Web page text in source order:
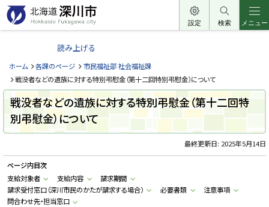
本
文
へ
ー
北
道
深
川
市
H
k
i
d
o
F
u
k
設定 検索 メニュー
読み上げる
ホーム 各課のページ
市民福祉部 社会福祉課
戦没者などの遺族に対する特別弔慰金（第十二回特別弔慰金）について
戦没者などの遺族に対する特別弔慰金（第十二回特
別弔慰金）について
最終更新日: 2025年5月14日
ページ内目次
支給対象者
支給内容
請求期間
請求受付窓口（深川市民のかたが請求する場合）
必要書類
注意事項
問合わせ先・担当窓口